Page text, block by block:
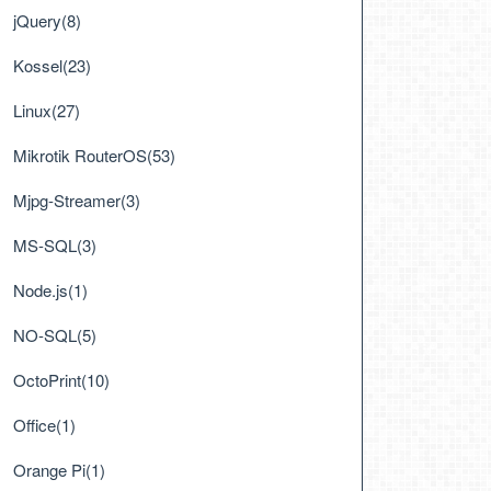
jQuery(8)
Kossel(23)
Linux(27)
Mikrotik RouterOS(53)
Mjpg-Streamer(3)
MS-SQL(3)
Node.js(1)
NO-SQL(5)
OctoPrint(10)
Office(1)
Orange Pi(1)